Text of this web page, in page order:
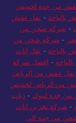
من جدة لخميس
بالباحة - نقل عفش
- شركة شحن من
- شركة شحن من
بالباحة - نقل اثاث
- افضل شركة
نقل عفش من الرياض
من الرياض لخميس
جدة لتبوك - دباب
- شركة تخزين اثاث
من جدة الى